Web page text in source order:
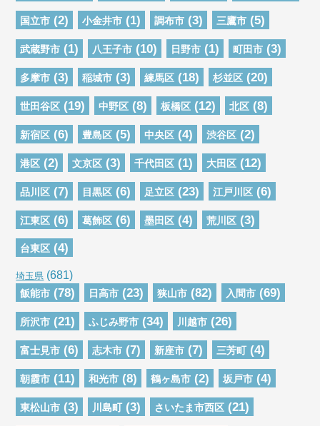
国立市 (2) 小金井市 (1) 調布市 (3) 三鷹市 (5)
武蔵野市 (1) 八王子市 (10) 日野市 (1) 町田市 (3)
多摩市 (3) 稲城市 (3) 練馬区 (18) 杉並区 (20)
世田谷区 (19) 中野区 (8) 板橋区 (12) 北区 (8)
新宿区 (6) 豊島区 (5) 中央区 (4) 渋谷区 (2)
港区 (2) 文京区 (3) 千代田区 (1) 大田区 (12)
品川区 (7) 目黒区 (6) 足立区 (23) 江戸川区 (6)
江東区 (6) 葛飾区 (6) 墨田区 (4) 荒川区 (3)
台東区 (4)
埼玉県 (681)
飯能市 (78) 日高市 (23) 狭山市 (82) 入間市 (69)
所沢市 (21) ふじみ野市 (34) 川越市 (26)
富士見市 (6) 志木市 (7) 新座市 (7) 三芳町 (4)
朝霞市 (11) 和光市 (8) 鶴ヶ島市 (2) 坂戸市 (4)
東松山市 (3) 川島町 (3) さいたま市西区 (21)